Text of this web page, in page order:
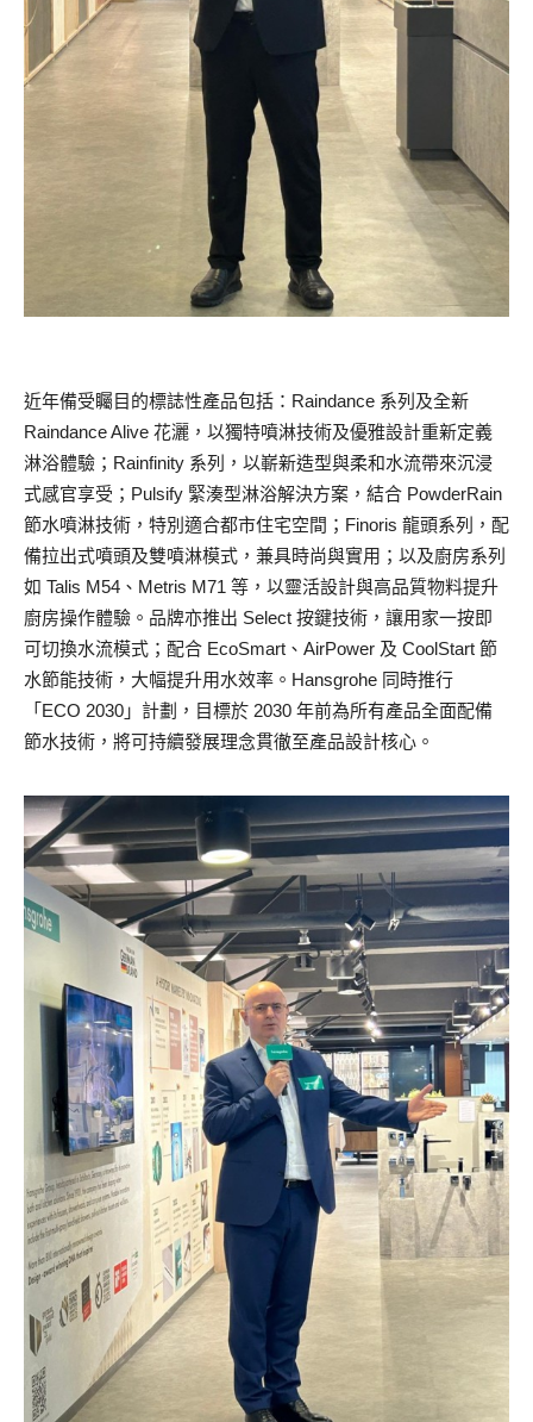
近年備受矚目的標誌性產品包括：Raindance 系列及全新
Raindance Alive 花灑，以獨特噴淋技術及優雅設計重新定義
淋浴體驗；Rainfinity 系列，以嶄新造型與柔和水流帶來沉浸
式感官享受；Pulsify 緊湊型淋浴解決方案，結合 PowderRain
節水噴淋技術，特別適合都市住宅空間；Finoris 龍頭系列，配
備拉出式噴頭及雙噴淋模式，兼具時尚與實用；以及廚房系列
如 Talis M54、Metris M71 等，以靈活設計與高品質物料提升
廚房操作體驗。品牌亦推出 Select 按鍵技術，讓用家一按即
可切換水流模式；配合 EcoSmart、AirPower 及 CoolStart 節
水節能技術，大幅提升用水效率。Hansgrohe 同時推行
「ECO 2030」計劃，目標於 2030 年前為所有產品全面配備
節水技術，將可持續發展理念貫徹至產品設計核心。